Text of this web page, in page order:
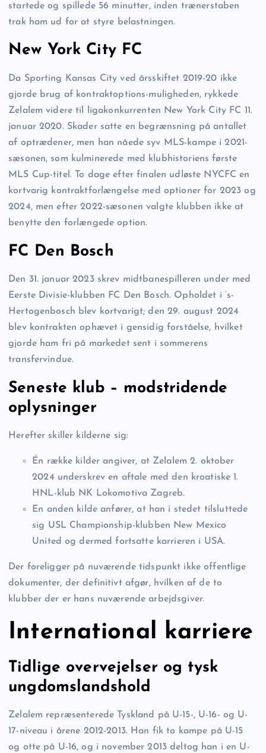
startede og spillede 56 minutter, inden trænerstaben
trak ham ud for at styre belastningen.
New York City FC
Da Sporting Kansas City ved årsskiftet 2019-20 ikke
gjorde brug af kontraktoptions-muligheden, rykkede
Zelalem videre til ligakonkurrenten New York City FC 11.
januar 2020. Skader satte en begrænsning på antallet
af optrædener, men han nåede syv MLS-kampe i 2021-
sæsonen, som kulminerede med klubhistoriens første
MLS Cup-titel. To dage efter finalen udløste NYCFC en
kortvarig kontraktforlængelse med optioner for 2023 og
2024, men efter 2022-sæsonen valgte klubben ikke at
benytte den forlængede option.
FC Den Bosch
Den 31. januar 2023 skrev midtbanespilleren under med
Eerste Divisie-klubben FC Den Bosch. Opholdet i ’s-
Hertogenbosch blev kortvarigt; den 29. august 2024
blev kontrakten ophævet i gensidig forståelse, hvilket
gjorde ham fri på markedet sent i sommerens
transfervindue.
Seneste klub – modstridende
oplysninger
Herefter skiller kilderne sig:
Én række kilder angiver, at Zelalem 2. oktober
2024 underskrev en aftale med den kroatiske 1.
HNL-klub NK Lokomotiva Zagreb.
En anden kilde anfører, at han i stedet tilsluttede
sig USL Championship-klubben New Mexico
United og dermed fortsatte karrieren i USA.
Der foreligger på nuværende tidspunkt ikke offentlige
dokumenter, der definitivt afgør, hvilken af de to
klubber der er hans nuværende arbejdsgiver.
International karriere
Tidlige overvejelser og tysk
ungdomslandshold
Zelalem repræsenterede Tyskland på U-15-, U-16- og U-
17-niveau i årene 2012-2013. Han fik to kampe på U-15
og otte på U-16, og i november 2013 deltog han i en U-